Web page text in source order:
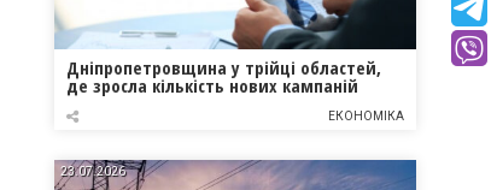
Дніпропетровщина у трійці областей,
де зросла кількість нових кампаній
ЕКОНОМІКА
23.07.2026